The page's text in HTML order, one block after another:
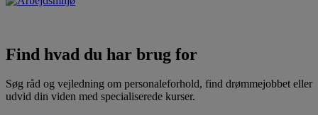
Find hvad du har brug for
Søg råd og vejledning om personaleforhold, find drømmejobbet eller
udvid din viden med specialiserede kurser.